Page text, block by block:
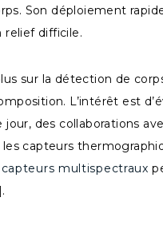
Son déploiement
relief difficile.
sur la détection de
L’intérêt est
des collaborations
les capteurs
capteurs multispectraux